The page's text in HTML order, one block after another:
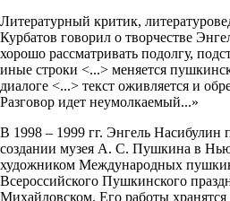
Литературный критик,
Курбатов говорил о творчестве
хорошо рассматривать подолгу,
иные строки <...> меняется
диалоге <...> текст оживляется и
Разговор идет неумолкаемый...»
В 1998 – 1999 гг. Энгель Насибулин
создании музея А. С. Пушкина в
художником Международных
Всероссийского Пушкинского
Михайловском. Его работы